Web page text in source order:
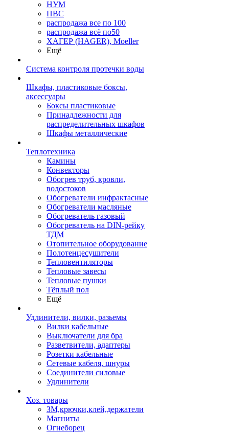
НУМ
ПВС
распродажа все по 100
распродажа всё по50
ХАГЕР (HAGER), Moeller
Ещё
Система контроля протечки воды
Шкафы, пластиковые боксы,
аксессуары
Боксы пластиковые
Принадлежности для
распределительных шкафов
Шкафы металлические
Теплотехника
Камины
Конвекторы
Обогрев труб, кровли,
водостоков
Обогреватели инфрактасные
Обогреватели масляные
Обогреватель газовый
Обогреватель на DIN-рейку
ТДМ
Отопительное оборудование
Полотенцесушители
Тепловентиляторы
Тепловые завесы
Тепловые пушки
Тёплый пол
Ещё
Удлинители, вилки, разьемы
Вилки кабельные
Выключатели для бра
Разветвители, адаптеры
Розетки кабельные
Сетевые кабеля, шнуры
Соединители силовые
Удлинители
Хоз. товары
ЗМ,крючки,клей,держатели
Магниты
Огнеборец